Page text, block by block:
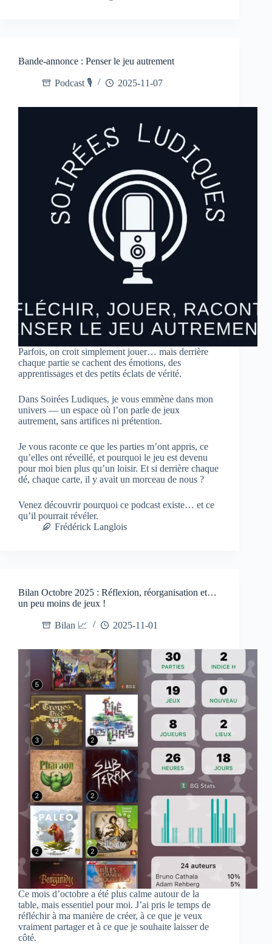
Bande-annonce : Penser le jeu autrement
Podcast 🎙️ 2025-11-07
Parfois, on croit simplement jouer… mais derrière
chaque partie se cachent des émotions, des
apprentissages et des petits éclats de vérité.
Dans Soirées Ludiques, je vous emmène dans mon
univers — un espace où l’on parle de jeux
autrement, sans artifices ni prétention.
Je vous raconte ce que les parties m’ont appris, ce
qu’elles ont réveillé, et pourquoi le jeu est devenu
pour moi bien plus qu’un loisir. Et si derrière chaque
dé, chaque carte, il y avait un morceau de nous ?
Venez découvrir pourquoi ce podcast existe… et ce
qu’il pourrait révéler.
Frédérick Langlois
Bilan Octobre 2025 : Réflexion, réorganisation et…
un peu moins de jeux !
Bilan 📈 2025-11-01
Ce mois d’octobre a été plus calme autour de la
table, mais essentiel pour moi. J’ai pris le temps de
réfléchir à ma manière de créer, à ce que je veux
vraiment partager et à ce que je souhaite laisser de
côté.